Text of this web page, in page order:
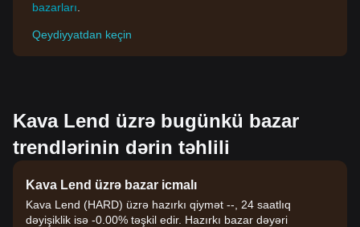
bazarları
Qeydiyyatdan keçin
Kava Lend üzrə bugünkü bazar
trendlərinin dərin təhlili
Kava Lend üzrə bazar icmalı
Kava Lend (HARD) üzrə hazırkı qiymət --, 24 saatlıq
dəyişiklik isə -0.00% təşkil edir. Hazırkı bazar dəyəri